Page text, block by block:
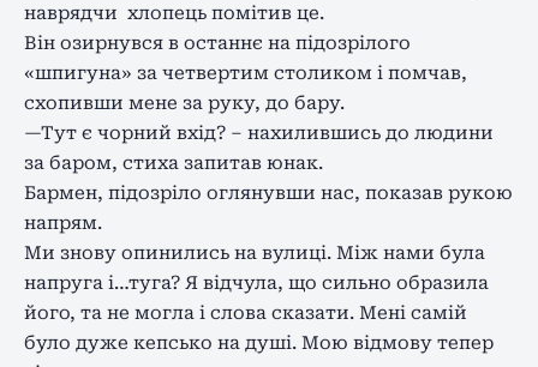
наврядчи хлопець помітив це.
Він озирнувся в останнє на підозрілого
«шпигуна» за четвертим столиком і помчав,
схопивши мене за руку, до бару.
—Тут є чорний вхід? – нахилившись до людини
за баром, стиха запитав юнак.
Бармен, підозріло оглянувши нас, показав рукою
напрям.
Ми знову опинились на вулиці. Між нами була
напруга і…туга? Я відчула, що сильно образила
його, та не могла і слова сказати. Мені самій
було дуже кепсько на душі. Мою відмову тепер